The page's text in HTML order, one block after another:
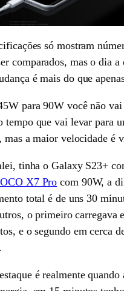
só mostram
comparados, mas o dia a
é mais do que
para 90W você não
tempo que vai levar para
mas a maior velocidade é
tinha o Galaxy S23+
X7 Pro com 90W, a
total é de uns 30
o primeiro carregava
e o segundo em cerca
é realmente quando